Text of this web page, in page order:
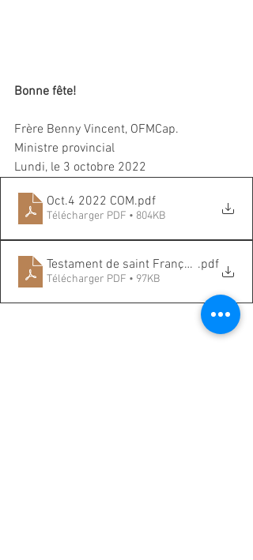
Bonne fête!
Frère Benny Vincent, OFMCap.
Ministre provincial
Lundi, le 3 octobre 2022
Oct.4 2022 COM.pdf
Télécharger PDF • 804KB
Testament de saint François (1226)
.pdf
Télécharger PDF • 97KB